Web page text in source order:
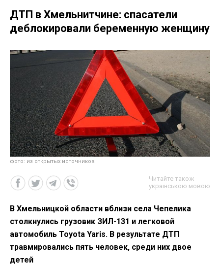
ДТП в Хмельнитчине: спасатели
деблокировали беременную женщину
фото: из открытых источников
Читайте також
українською мовою
В Хмельницкой области вблизи села Чепелика
столкнулись грузовик ЗИЛ-131 и легковой
автомобиль Toyota Yaris. В результате ДТП
травмировались пять человек, среди них двое
детей